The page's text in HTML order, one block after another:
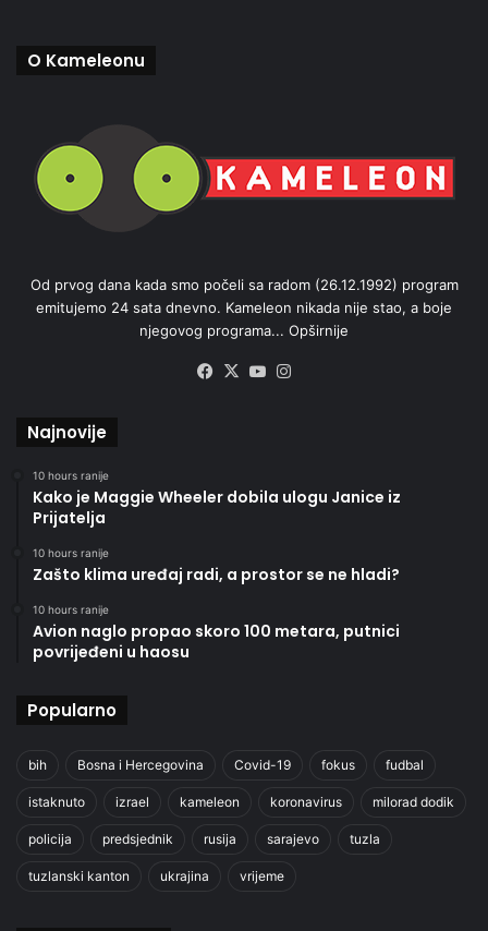
O Kameleonu
Od prvog dana kada smo počeli sa radom (26.12.1992) program
emitujemo 24 sata dnevno. Kameleon nikada nije stao, a boje
njegovog programa... Opširnije
Facebook
X YouTube
Najnovije
10 hours ranije
Kako je Maggie Wheeler dobila ulogu Janice iz
Prijatelja
10 hours ranije
Zašto klima uređaj radi, a prostor se ne hladi?
10 hours ranije
Avion naglo propao skoro 100 metara, putnici
povrijeđeni u haosu
Popularno
bih Bosna i Hercegovina Covid-19 fokus fudbal
istaknuto izrael kameleon koronavirus milorad dodik
policija predsjednik rusija sarajevo tuzla
tuzlanski kanton ukrajina vrijeme